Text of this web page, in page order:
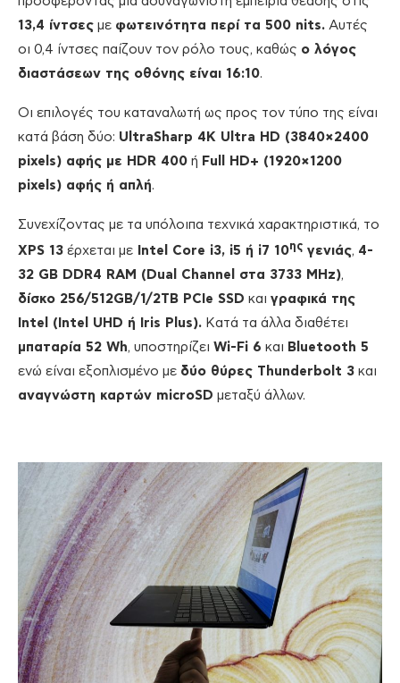
13,4 ίντσες με φωτεινότητα περί τα 500 nits. Αυτές
οι 0,4 ίντσες παίζουν τον ρόλο τους, καθώς ο λόγος
διαστάσεων της οθόνης είναι 16:10.
Οι επιλογές του καταναλωτή ως προς τον τύπο της είναι
κατά βάση δύο: UltraSharp 4K Ultra HD (3840×2400
pixels) αφής με HDR 400 ή Full HD+ (1920×1200
pixels) αφής ή απλή.
Συνεχίζοντας με τα υπόλοιπα τεχνικά χαρακτηριστικά, το
XPS 13 έρχεται με Intel Core i3, i5 ή i7 10ης γενιάς, 4-
32 GB DDR4 RAM (Dual Channel στα 3733 MHz),
δίσκο 256/512GB/1/2TB PCIe SSD και γραφικά της
Intel (Intel UHD ή Iris Plus). Κατά τα άλλα διαθέτει
μπαταρία 52 Wh, υποστηρίζει Wi-Fi 6 και Bluetooth 5
ενώ είναι εξοπλισμένο με δύο θύρες Thunderbolt 3 και
αναγνώστη καρτών microSD μεταξύ άλλων.